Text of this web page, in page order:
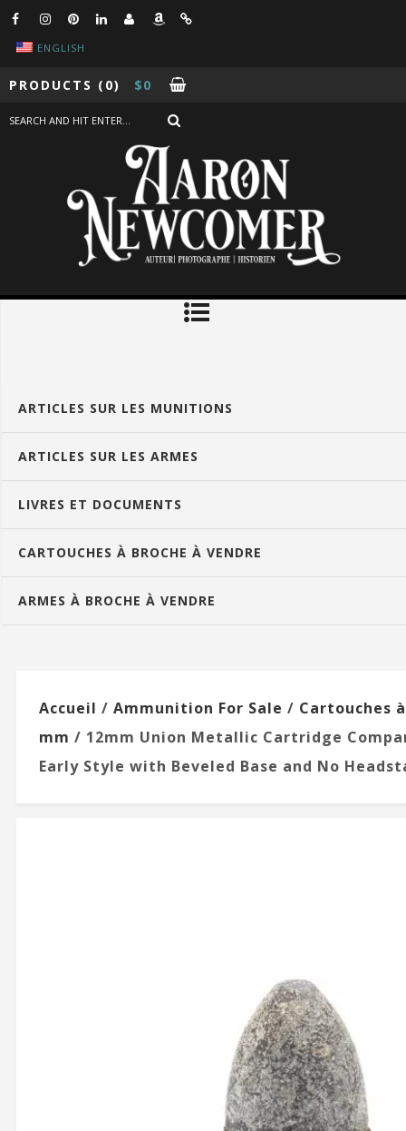
ENGLISH
PRODUCTS (0) $0
ARTICLES SUR LES MUNITIONS
ARTICLES SUR LES ARMES
LIVRES ET DOCUMENTS
CARTOUCHES À BROCHE À VENDRE
ARMES À BROCHE À VENDRE
Accueil / Ammunition For Sale / Cartouches
mm / 12mm Union Metallic Cartridge
Early Style with Beveled Base and No